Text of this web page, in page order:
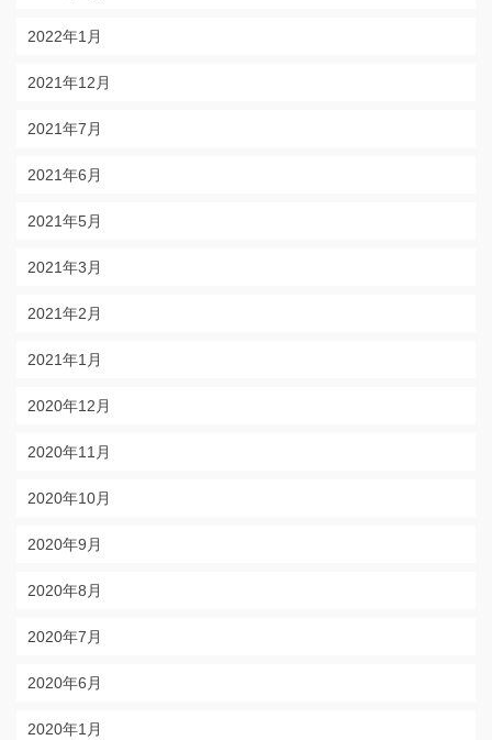
2022年1月
2021年12月
2021年7月
2021年6月
2021年5月
2021年3月
2021年2月
2021年1月
2020年12月
2020年11月
2020年10月
2020年9月
2020年8月
2020年7月
2020年6月
2020年1月